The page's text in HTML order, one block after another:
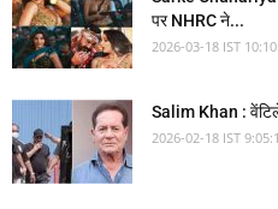
पर NHRC ने...
2026-03-18 IST
Salim Khan :
2026-02-18 IST